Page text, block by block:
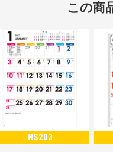
この商
NS203